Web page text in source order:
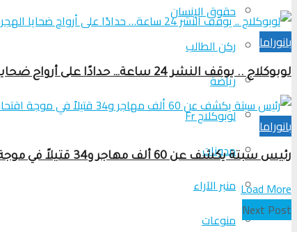
حقوق الإنسان
ركن الطالب
رياضة
لوبوكلاج Fr
مدونات
منبر الآراء
منوعات
بانوراما
لوبوكلاج .. يوقف النشر 24 ساعة… حدادًا على أرواح ضحايا الهجرة إلى سبتة ومليلية
بانوراما
رئيس سبتة يكشف عن 60 ألف مهاجر و34 قتيلاً في موجة اقتحام غير مسبوقة للمدينة
Load More
Next Post